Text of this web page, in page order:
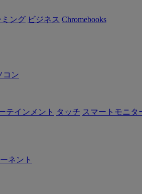
ング ビジネス Chromebooks
コン
テインメント タッチ スマートモニタ
ネント